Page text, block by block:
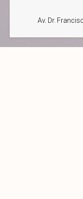
Av. Dr.